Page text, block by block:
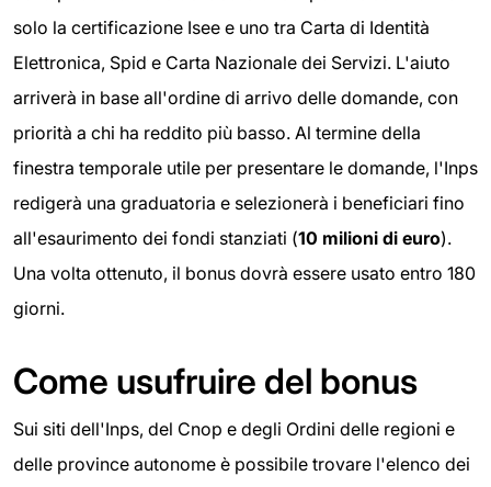
solo la certificazione Isee e uno tra Carta di Identità
Elettronica, Spid e Carta Nazionale dei Servizi. L'aiuto
arriverà in base all'ordine di arrivo delle domande, con
priorità a chi ha reddito più basso. Al termine della
finestra temporale utile per presentare le domande, l'Inps
redigerà una graduatoria e selezionerà i beneficiari fino
all'esaurimento dei fondi stanziati (10 milioni di euro).
Una volta ottenuto, il bonus dovrà essere usato entro 180
giorni.
Come usufruire del bonus
Sui siti dell'Inps, del Cnop e degli Ordini delle regioni e
delle province autonome è possibile trovare l'elenco dei